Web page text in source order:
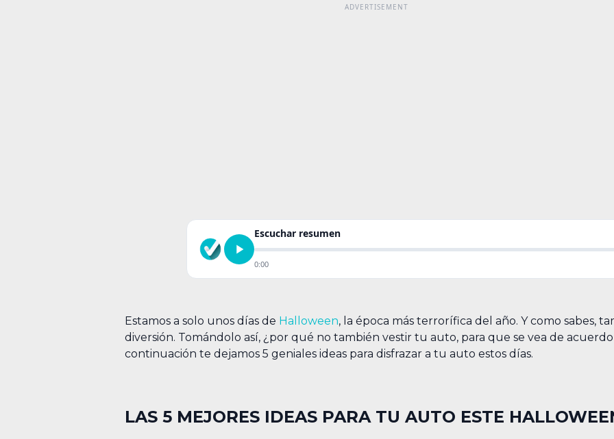
Escuchar resumen
0:00
Estamos a solo unos días de Halloween, la época más terrorífica del año. Y como sabes,
diversión. Tomándolo así, ¿por qué no también vestir tu auto, para que se vea de
continuación te dejamos 5 geniales ideas para disfrazar a tu auto estos días.
LAS 5 MEJORES IDEAS PARA TU AUTO ESTE